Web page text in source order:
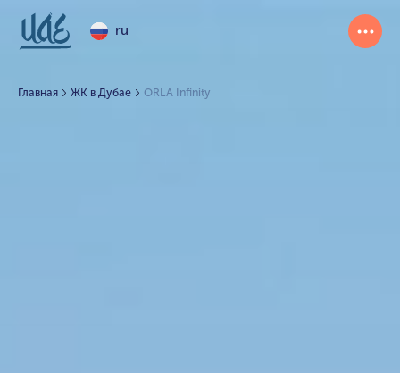
ru
Главная ЖК в Дубае ORLA Infinity